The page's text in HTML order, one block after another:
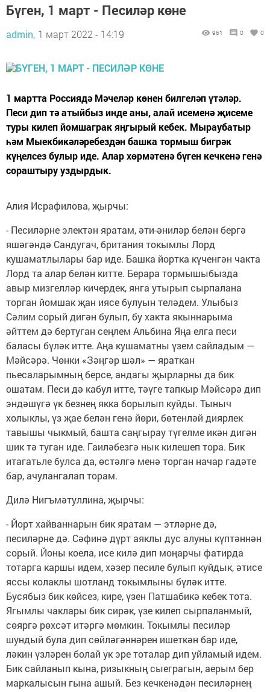
Бүген, 1 март - Песиләр көне
admin, 1 март 2022 - 14:19 961 0 0
1 мартта Россиядә Мәчеләр көнен билгеләп үтәләр.
Песи дип тә атыйбыз инде аны, алай исеменә җисеме
туры килеп йомшаграк яңгырый кебек. Мыраубатыр
һәм Мыекбикәләребездән башка тормыш бигрәк
күңелсез булыр иде. Алар хөрмәтенә бүген кечкенә генә
сораштыру уздырдык.
Алия Исрафилова, җырчы:
- Песиләрне электән яратам, әти-әниләр белән бергә
яшәгәндә Сандугач, британия токымлы Лорд
кушаматлылары бар иде. Башка йортка күченгән чакта
Лорд та алар белән китте. Берара тормышыбызда
авыр мизгелләр кичердек, янга утырып сырпалана
торган йомшак җан иясе булуын теләдем. Улыбыз
Сәлим сорый дигән булып, бу хакта якыннарыма
әйттем дә бертуган сеңлем Альбина Яңа елга песи
баласы бүләк итте. Аңа кушаматны үзем сайладым —
Мәйсәрә. Чөнки «Зәңгәр шәл» — яраткан
пьесаларымның берсе, андагы җырларны да бик
ошатам. Песи дә кабул итте, тәүге тапкыр Мәйсәрә дип
эндәшүгә үк безнең якка борылып куйды. Тыныч
холыклы, үз җае белән генә йөри, бөтенләй диярлек
тавышы чыкмый, башта саңгырау түгелме икән дигән
шик тә туган иде. Гаиләбезгә нык килешеп тора. Бик
итагатьле булса да, өстәлгә менә торган начар гадәте
бар, ачулангалап торам.
Дилә Нигъмәтуллина, җырчы:
- Йорт хайваннарын бик яратам — этләрне дә,
песиләрне дә. Сәфинә дүрт аяклы дус алуны күптәннән
сорый. Йоны коела, исе килә дип моңарчы фатирда
тотарга каршы идем, хәзер песиле булып куйдык, әтисе
яссы колаклы шотланд токымлыны бүләк итте.
Бусябыз бик көйсез, кире, үзен Патшабикә кебек тота.
Ягымлы чаклары бик сирәк, үзе килеп сырпаланмый,
сөяргә рөхсәт итәргә мөмкин. Токымлы песиләр
шундый була дип сөйләгәннәрен ишеткән бар иде,
ләкин үзләрен болай ук эре тоталар дип уйламый идем.
Бик сайланып кына, ризыкның сыеграгын, аерым бер
маркалысын гына ашый. Без кечкенәдән песиләрнең